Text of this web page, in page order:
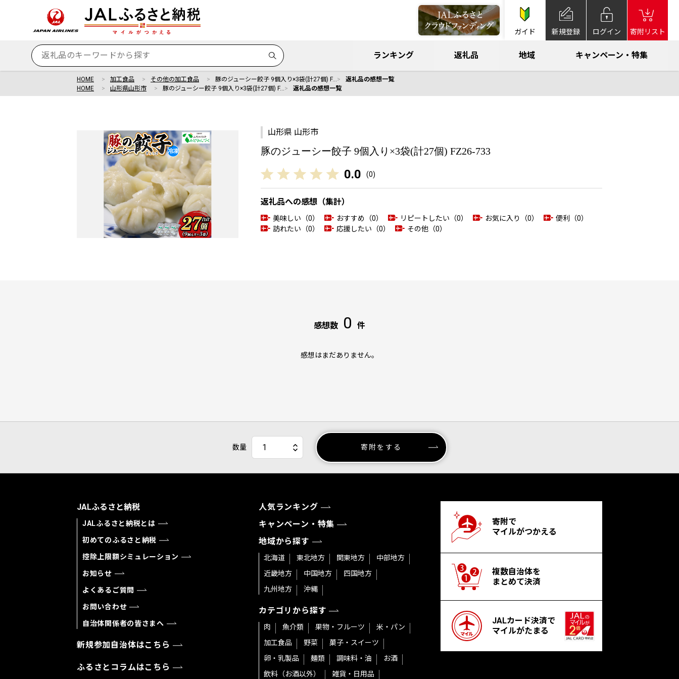
ガイド 新規登録 ログイン 寄附リスト
ランキング 返礼品 地域 キャンペーン・特集
HOME 加工食品 その他の加工食品 豚のジューシー餃子 9個入り×3袋(計27個) F…
返礼品の感想一覧
HOME
山形県山形市 豚のジューシー餃子 9個入り×3袋(計27個) F… 返礼品の感想一覧
山形県 山形市
豚のジューシー餃子 9個入り×3袋(計27個) FZ26-733
0.0 (0)
返礼品への感想（集計）
美味しい（0） おすすめ（0） リピートしたい（0） お気に入り（0）
便利（0）
訪れたい（0）
応援したい（0） その他（0）
感想数 0 件
感想はまだありません。
数量 寄附をする
JALふるさと納税
JALふるさと納税とは
初めてのふるさと納税
控除上限額シミュレーション
お知らせ
よくあるご質問
お問い合わせ
自治体関係者の皆さまへ
新規参加自治体はこちら
ふるさとコラムはこちら
人気ランキング
キャンペーン・特集
地域から探す
北海道 東北地方 関東地方
中部地方
近畿地方
中国地方
四国地方
九州地方
沖縄
カテゴリから探す
肉 魚介類 果物・フルーツ
米・パン
加工食品
野菜
菓子・スイーツ
卵・乳製品
麺類 調味料・油
お酒
飲料（お酒以外）
雑貨・日用品
寄附で
マイルがつかえる
複数自治体を
まとめて決済
JALカード決済で
マイルがたまる